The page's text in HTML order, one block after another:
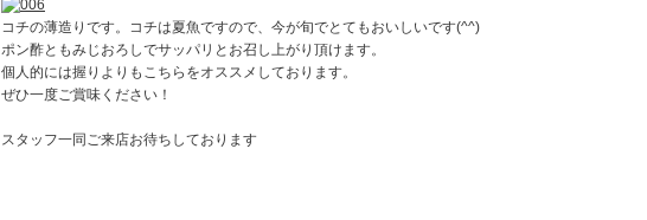
コチの薄造りです。コチは夏魚ですので、今が旬でとてもおいしいです(^^)
ポン酢ともみじおろしでサッパリとお召し上がり頂けます。
個人的には握りよりもこちらをオススメしております。
ぜひ一度ご賞味ください！
スタッフ一同ご来店お待ちしております